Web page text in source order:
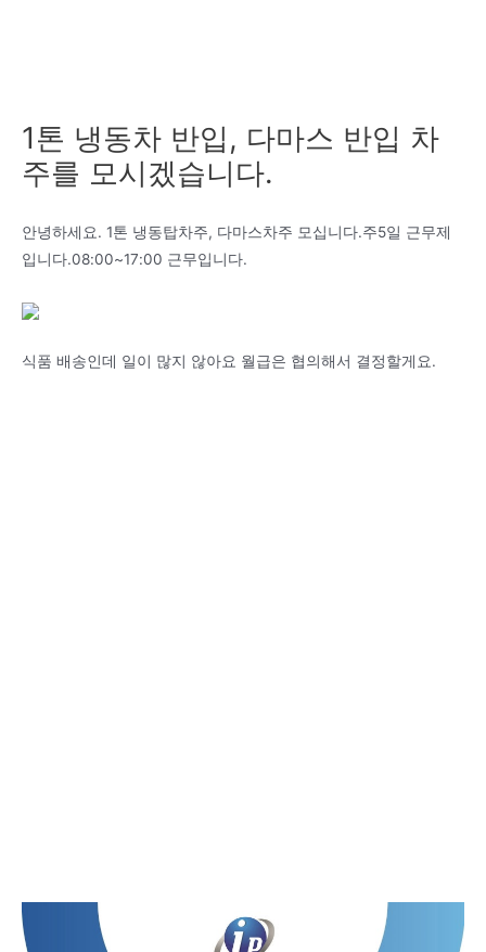
1톤 냉동차 반입, 다마스 반입 차
주를 모시겠습니다.
안녕하세요. 1톤 냉동탑차주, 다마스차주 모십니다.주5일 근무제
입니다.08:00~17:00 근무입니다.
식품 배송인데 일이 많지 않아요 월급은 협의해서 결정할게요.